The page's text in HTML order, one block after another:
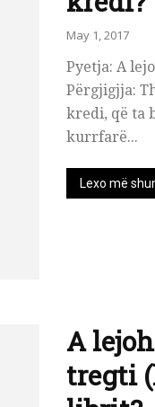
May 1, 2017
Pyetja: A
Përgjigjja:
kredi, që ta
kurrfarë...
Lexo më
A
tregti